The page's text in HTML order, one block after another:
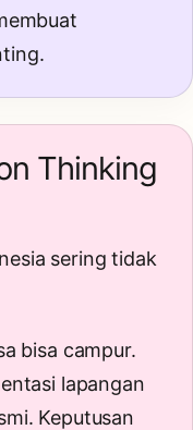
Thinking
sering tidak
bisa campur.
lapangan
Keputusan